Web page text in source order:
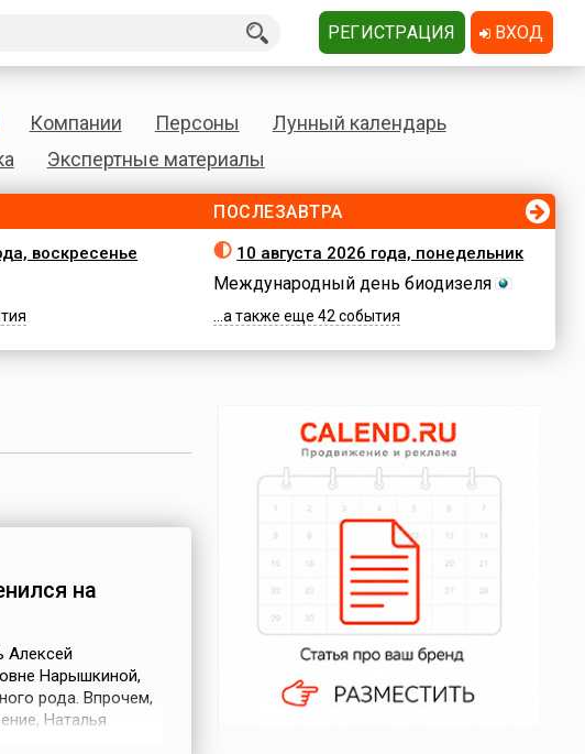
Компании Персоны
Лунный календарь
Экспертные материалы
воскресенье
ПОСЛЕЗАВТРА
10 августа 2026 года, понедельник
Международный день биодизеля
...а также еще 42 события
на
Алексей
Нарышкиной,
рода. Впрочем,
Наталья
РЕГИСТРАЦИЯ ВХОД